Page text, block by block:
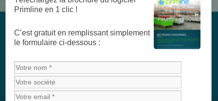
Primline en 1 clic !
C’est gratuit en remplissant simplement
le formulaire ci-dessous :